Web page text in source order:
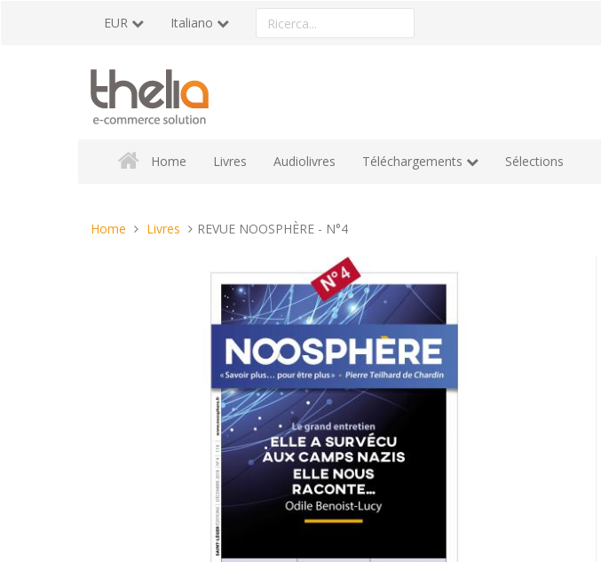
EUR Italiano
Ricerca
un
Home Livres Audiolivres Téléchargements Sélections
Tu
Home Livres REVUE NOOSPHÈRE - N°4